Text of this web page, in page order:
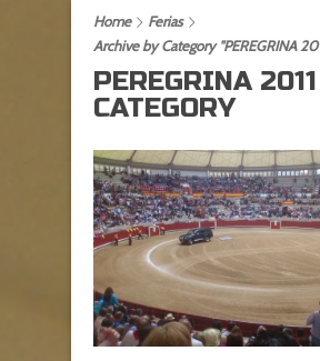
Home
Ferias
Archive by Category "PEREGRINA
PEREGRINA 2011
CATEGORY